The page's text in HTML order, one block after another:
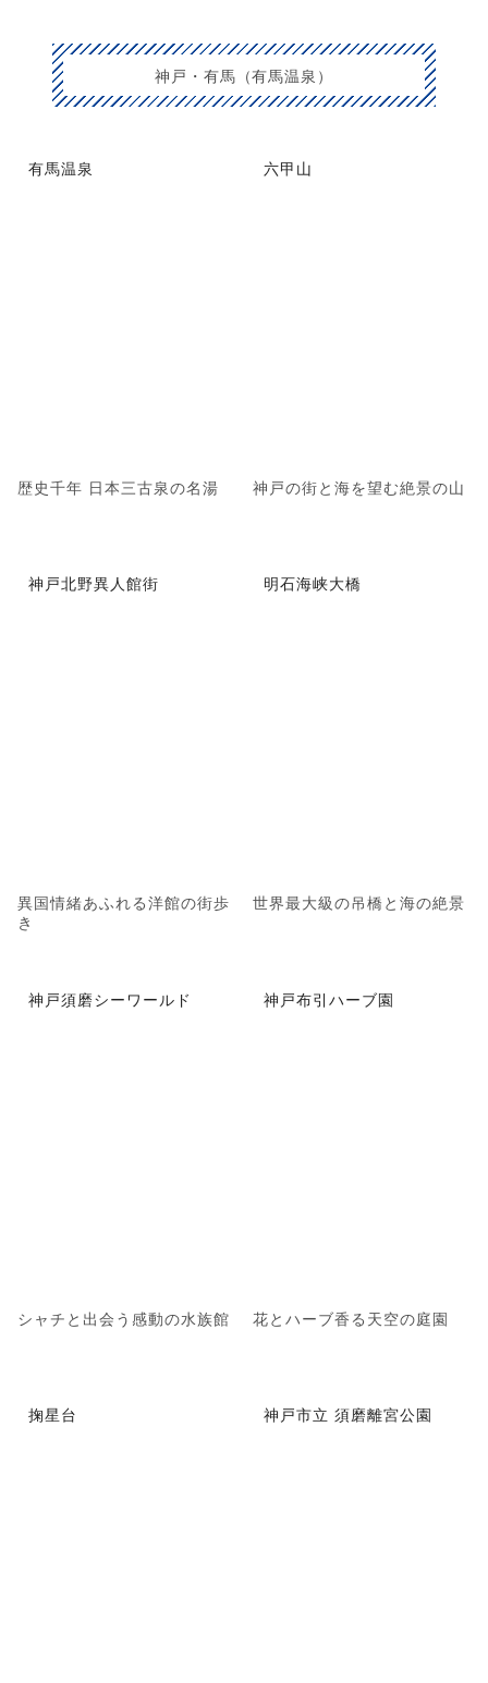
神戸・有馬（有馬温泉）
有馬温泉
歴史千年 日本三古泉の名湯
六甲山
神戸の街と海を望む絶景の山
神戸北野異人館街
異国情緒あふれる洋館の街歩
き
明石海峡大橋
世界最大級の吊橋と海の絶景
神戸須磨シーワールド
シャチと出会う感動の水族館
神戸布引ハーブ園
花とハーブ香る天空の庭園
掬星台 神戸市立 須磨離宮公園